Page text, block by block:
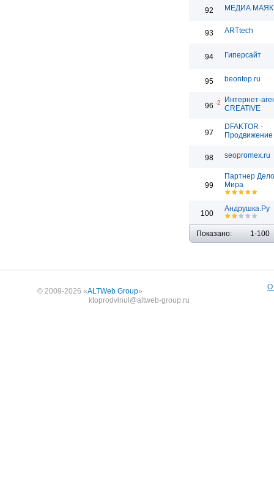
92 МЕДИА МАЯК
93 ARTtech
94 Гиперсайт
95 beontop.ru
96 -2
Интернет-
CREATIVE
97
DFAKTOR -
Продвижение
98 seopromex.ru
99
Партнер
Мира
100
Андрушка.Ру
Показано: 1-100
© 2009-2026 «ALTWeb Group»
ktoprodvinul@altweb-group.ru
О